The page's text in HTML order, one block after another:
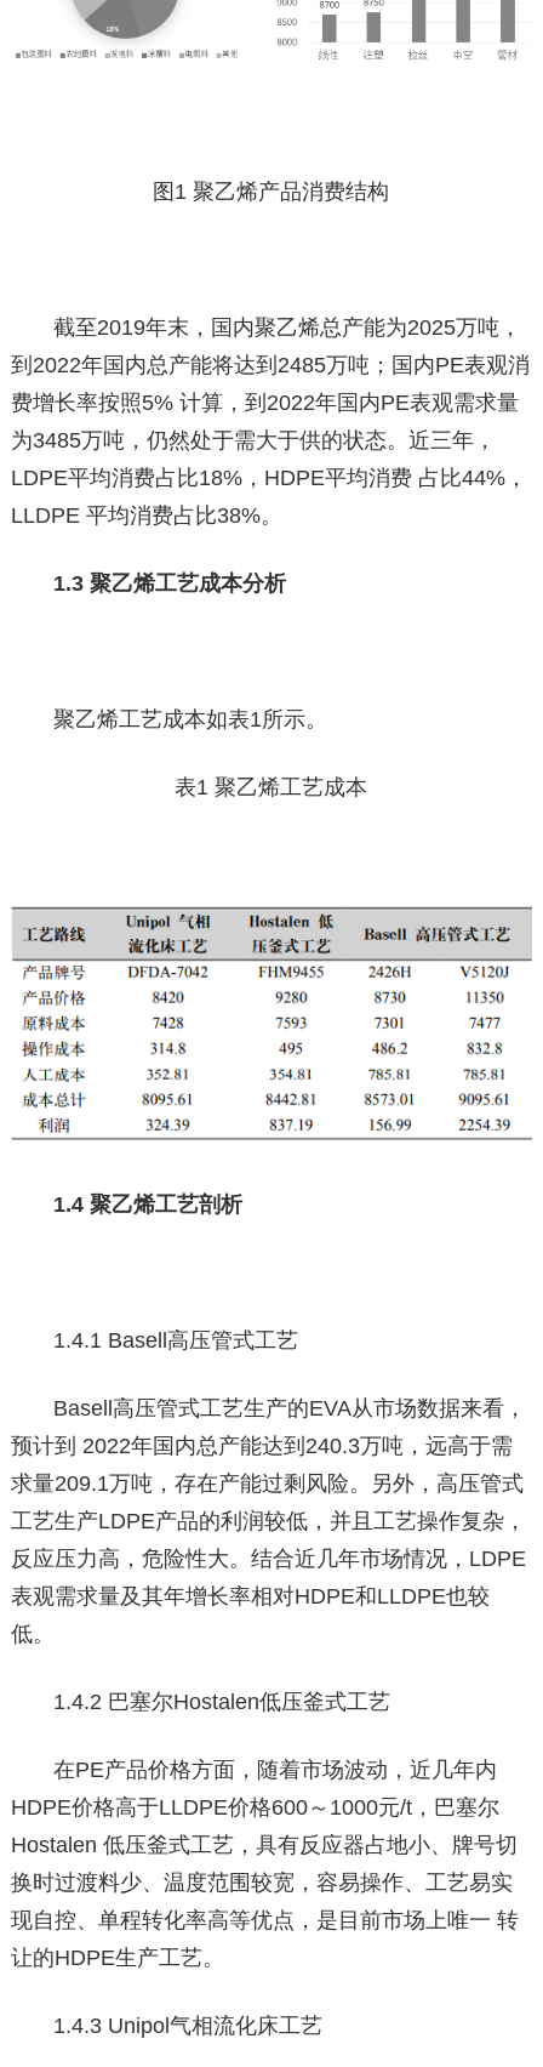
图1 聚乙烯产品消费结构
截至2019年末，国内聚乙烯总产能为2025万吨，
到2022年国内总产能将达到2485万吨；国内PE表观消
费增长率按照5% 计算，到2022年国内PE表观需求量
为3485万吨，仍然处于需大于供的状态。近三年，
LDPE平均消费占比18%，HDPE平均消费 占比44%，
LLDPE 平均消费占比38%。
1.3 聚乙烯工艺成本分析
聚乙烯工艺成本如表1所示。
表1 聚乙烯工艺成本
1.4 聚乙烯工艺剖析
1.4.1 Basell高压管式工艺
Basell高压管式工艺生产的EVA从市场数据来看，
预计到 2022年国内总产能达到240.3万吨，远高于需
求量209.1万吨，存在产能过剩风险。另外，高压管式
工艺生产LDPE产品的利润较低，并且工艺操作复杂，
反应压力高，危险性大。结合近几年市场情况，LDPE
表观需求量及其年增长率相对HDPE和LLDPE也较
低。
1.4.2 巴塞尔Hostalen低压釜式工艺
在PE产品价格方面，随着市场波动，近几年内
HDPE价格高于LLDPE价格600～1000元/t，巴塞尔
Hostalen 低压釜式工艺，具有反应器占地小、牌号切
换时过渡料少、温度范围较宽，容易操作、工艺易实
现自控、单程转化率高等优点，是目前市场上唯一 转
让的HDPE生产工艺。
1.4.3 Unipol气相流化床工艺